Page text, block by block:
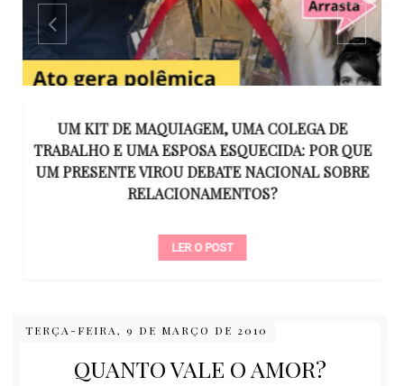
UM KIT DE MAQUIAGEM, UMA COLEGA DE
TRABALHO E UMA ESPOSA ESQUECIDA: POR QUE
UM PRESENTE VIROU DEBATE NACIONAL SOBRE
RELACIONAMENTOS?
LER O POST
TERÇA-FEIRA, 9 DE MARÇO DE 2010
QUANTO VALE O AMOR?